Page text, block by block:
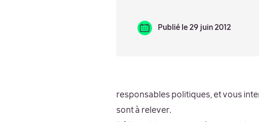
Publié le 29 juin 2012
responsables politiques, et vous
sont à relever.